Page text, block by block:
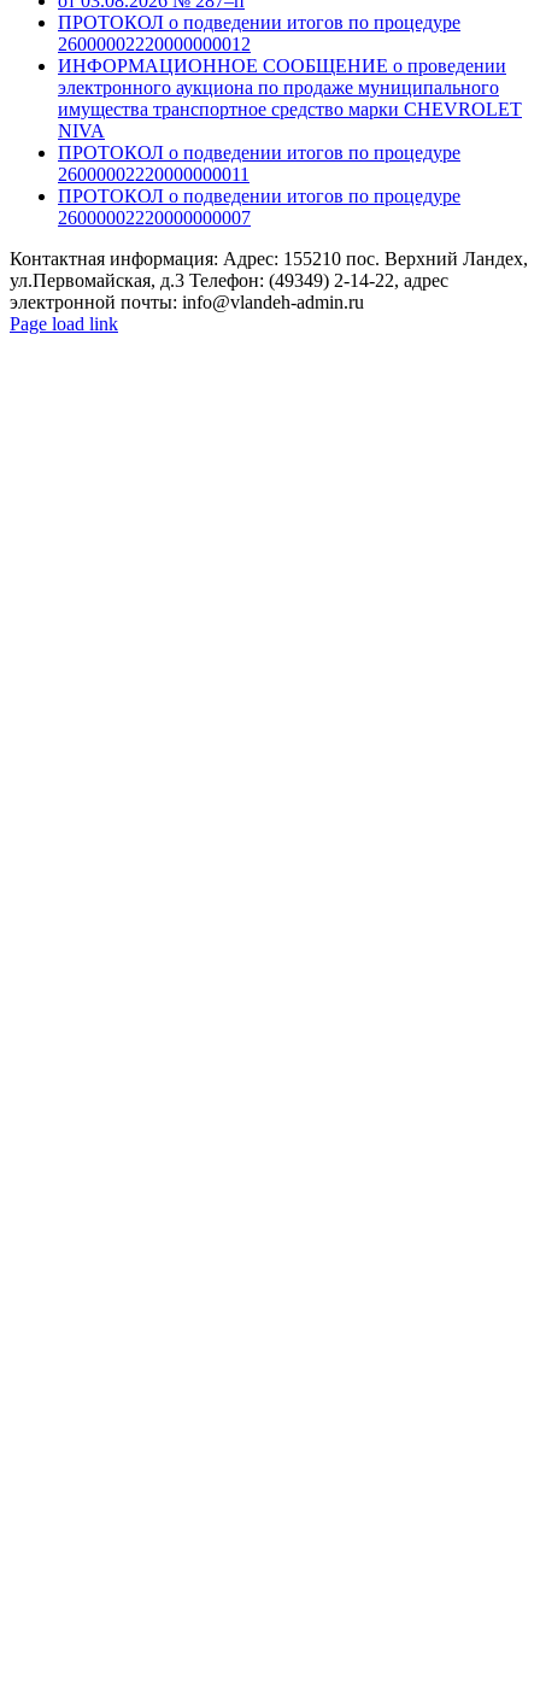
ПРОТОКОЛ о подведении итогов по процедуре
26000002220000000012
ИНФОРМАЦИОННОЕ СООБЩЕНИЕ о проведении
электронного аукциона по продаже муниципального
имущества транспортное средство марки CHEVROLET
NIVA
ПРОТОКОЛ о подведении итогов по процедуре
26000002220000000011
ПРОТОКОЛ о подведении итогов по процедуре
26000002220000000007
Контактная информация: Адрес: 155210 пос. Верхний Ландех,
ул.Первомайская, д.3 Телефон: (49349) 2-14-22, адрес
электронной почты: info@vlandeh-admin.ru
Page load link